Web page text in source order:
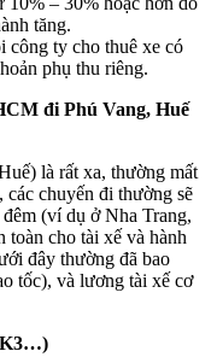
tăng.
công ty cho thuê xe có
phụ thu riêng.
đi Phú Vang, Huế
là rất xa, thường mất
chuyến đi thường sẽ
(ví dụ ở Nha Trang,
toàn cho tài xế và hành
đây thường đã bao
tốc), và lương tài xế cơ
K3…)